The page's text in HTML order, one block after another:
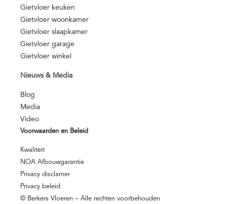
Gietvloer keuken
Gietvloer woonkamer
Gietvloer slaapkamer
Gietvloer garage
Gietvloer winkel
Nieuws & Media
Blog
Media
Video
Voorwaarden en Beleid
Kwaliteit
NOA Afbouwgarantie
Privacy disclamer
Privacy beleid
© Berkers Vloeren – Alle rechten voorbehouden